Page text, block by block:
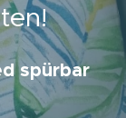
spürbar